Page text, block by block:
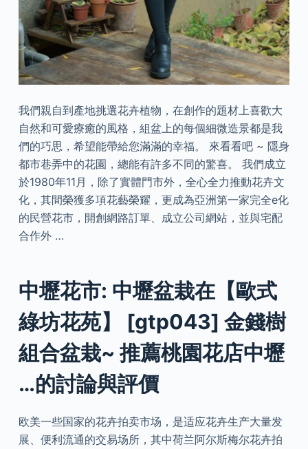
我們親自到產地挑選花卉植物，在創作的題材上喜歡大
自然和可愛療癒的風格，組盆上的每個細微造景都是我
們的巧思，希望能帶給您滿滿的幸福。 來看看吧 ~ 隱身
都市巷弄中的花園，總能有許多不同的驚喜。 我們成立
於1980年11月，除了實體門市外，全心全力推動花卉文
化，其間榮獲多項花藝榮耀，更成為亞洲第一家完全e化
的民營花市，開創網路訂單、成立公司網站，並與宅配
合作外 …
中壢花市: 中壢盆栽在【歐式
綠坊花苑】 [gtp043] 金錢樹
組合盆栽~ 推薦桃園花店中壢
…的討論與評價
欧美一些国家的花卉拍卖市场，是适应花卉生产大量发
展、便利流通的交易场所，其中荷兰阿尔斯梅尔花卉拍